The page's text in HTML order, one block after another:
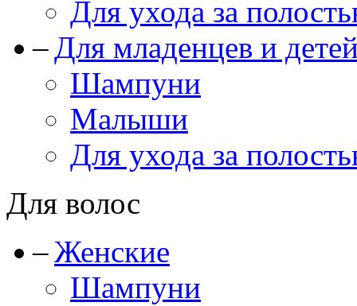
Для ухода за
Для младенцев и
Шампуни
Малыши
Для ухода за
Для волос
Женские
Шампуни